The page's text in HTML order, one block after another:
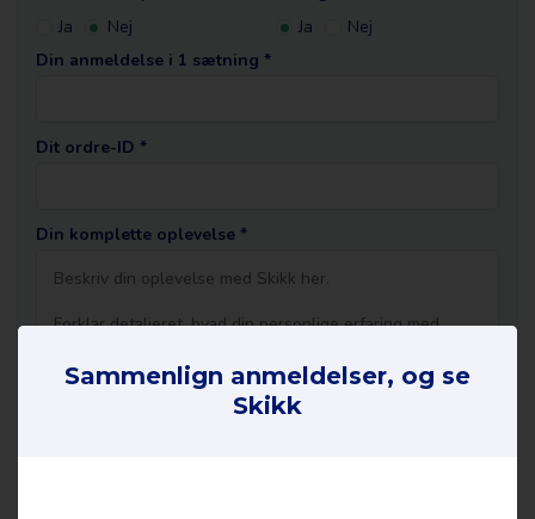
Ja
Nej
Ja
Nej
Din anmeldelse i 1 sætning *
Dit ordre-ID *
Din komplette oplevelse *
Sammenlign anmeldelser, og se
Skikk